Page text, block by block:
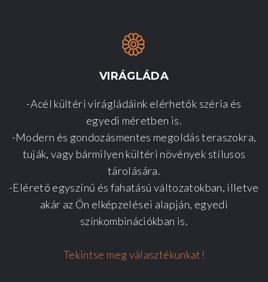
VIRÁGLÁDA
-Acél kültéri virágládáink elérhetők széria és
egyedi méretben is.
-Modern és gondozásmentes megoldás teraszokra,
tuják, vagy bármilyen kültéri növények stílusos
tárolására.
-Elérető egyszínű és fahatású változatokban, illetve
akár az Ön elképzelései alapján, egyedi
színkombinációkban is.
Tekintse meg választékunkat!